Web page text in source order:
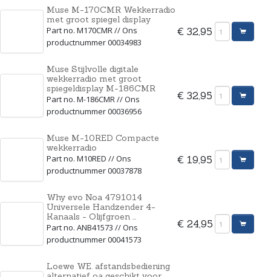
Muse M-170CMR Wekkerradio
met groot spiegel display
Part no. M170CMR // Ons
productnummer 00034983
€ 32,95
Muse Stijlvolle digitale
wekkerradio met groot
spiegeldisplay M-186CMR
Part no. M-186CMR // Ons
productnummer 00036956
€ 32,95
Muse M-10RED Compacte
wekkerradio
Part no. M10RED // Ons
productnummer 00037878
€ 19,95
Why evo Noa 4791014
Universele Handzender 4-
Kanaals - Olijfgroen ...
Part no. ANB41573 // Ons
productnummer 00041573
€ 24,95
Loewe WE. afstandsbediening